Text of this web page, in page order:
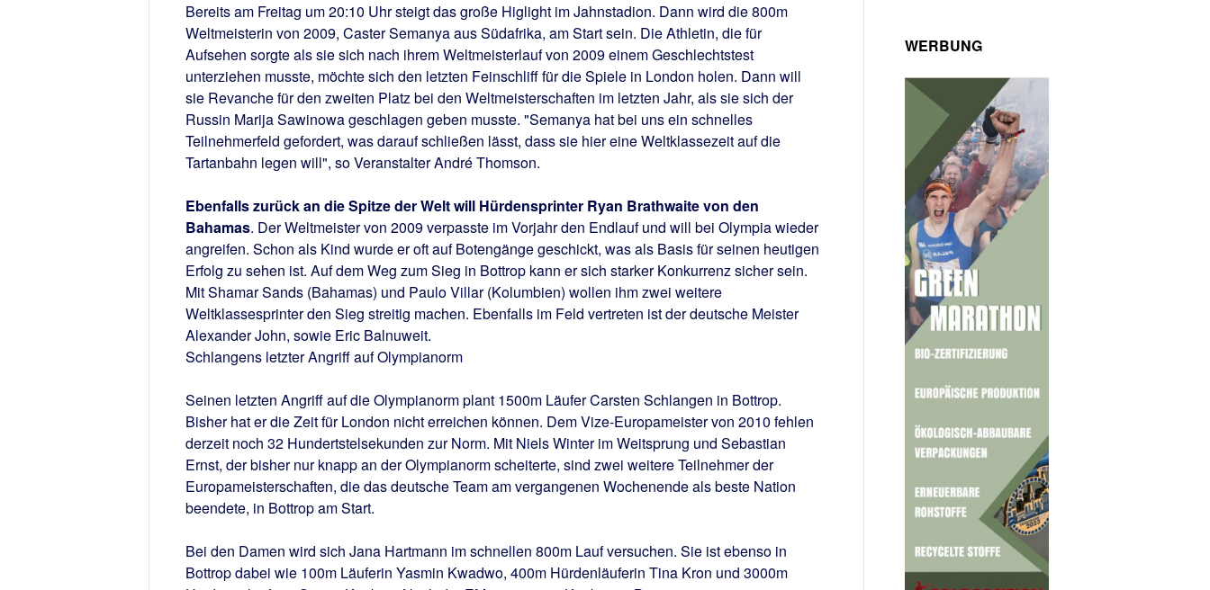
Bereits am Freitag um 20:10 Uhr steigt das große Higlight im Jahnstadion. Dann wird die 800m
Weltmeisterin von 2009, Caster Semanya aus Südafrika, am Start sein. Die Athletin, die für
Aufsehen sorgte als sie sich nach ihrem Weltmeisterlauf von 2009 einem Geschlechtstest
unterziehen musste, möchte sich den letzten Feinschliff für die Spiele in London holen. Dann will
sie Revanche für den zweiten Platz bei den Weltmeisterschaften im letzten Jahr, als sie sich der
Russin Marija Sawinowa geschlagen geben musste. "Semanya hat bei uns ein schnelles
Teilnehmerfeld gefordert, was darauf schließen lässt, dass sie hier eine Weltklassezeit auf die
Tartanbahn legen will", so Veranstalter André Thomson.
Ebenfalls zurück an die Spitze der Welt will Hürdensprinter Ryan Brathwaite von den
Bahamas. Der Weltmeister von 2009 verpasste im Vorjahr den Endlauf und will bei Olympia wieder
angreifen. Schon als Kind wurde er oft auf Botengänge geschickt, was als Basis für seinen heutigen
Erfolg zu sehen ist. Auf dem Weg zum Sieg in Bottrop kann er sich starker Konkurrenz sicher sein.
Mit Shamar Sands (Bahamas) und Paulo Villar (Kolumbien) wollen ihm zwei weitere
Weltklassesprinter den Sieg streitig machen. Ebenfalls im Feld vertreten ist der deutsche Meister
Alexander John, sowie Eric Balnuweit.
Schlangens letzter Angriff auf Olympianorm
Seinen letzten Angriff auf die Olympianorm plant 1500m Läufer Carsten Schlangen in Bottrop.
Bisher hat er die Zeit für London nicht erreichen können. Dem Vize-Europameister von 2010 fehlen
derzeit noch 32 Hundertstelsekunden zur Norm. Mit Niels Winter im Weitsprung und Sebastian
Ernst, der bisher nur knapp an der Olympianorm scheiterte, sind zwei weitere Teilnehmer der
Europameisterschaften, die das deutsche Team am vergangenen Wochenende als beste Nation
beendete, in Bottrop am Start.
Bei den Damen wird sich Jana Hartmann im schnellen 800m Lauf versuchen. Sie ist ebenso in
Bottrop dabei wie 100m Läuferin Yasmin Kwadwo, 400m Hürdenläuferin Tina Kron und 3000m
WERBUNG